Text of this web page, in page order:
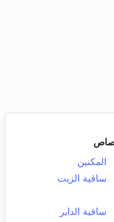
المكنين
ساقية الزيت
ساقية الداير